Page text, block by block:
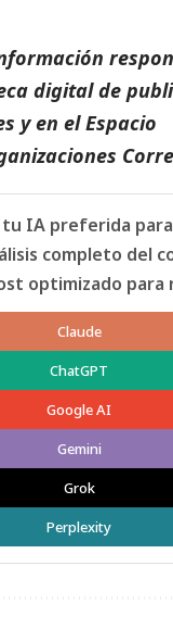
digital de
y en el Espacio
tu IA preferida
completo del
optimizado para
Claude
ChatGPT
Google AI
Gemini
Grok
Perplexity